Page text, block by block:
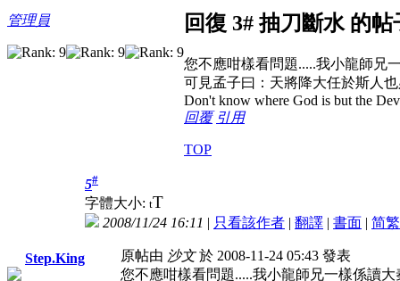
管理員 回復 3# 抽刀斷水 的帖
您不應咁樣看問題.....我小龍師兄
可見孟子曰：天將降大任於斯人
Don't know where God is but the
回覆 引用
TOP
Step.King
5#
字體大小: tT
2008/11/24 16:11 | 只看該作者 | 翻譯 | 書面 | 简繁
原帖由 沙文於 2008-11-24 05:43 發表
您不應咁樣看問題.....我小龍師兄一樣係讀